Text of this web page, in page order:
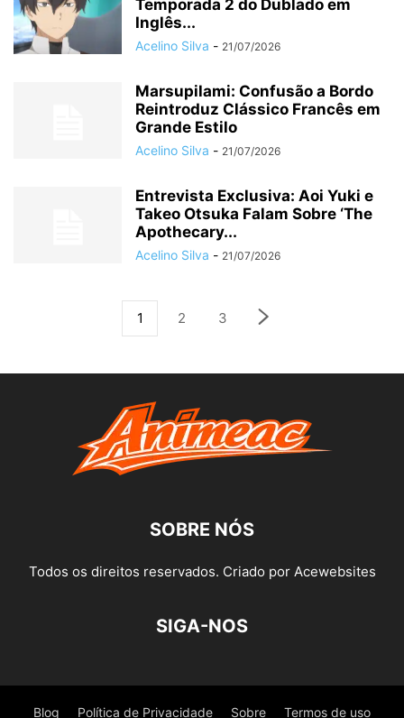
Temporada 2 do Dublado em
Inglês...
Acelino Silva - 21/07/2026
Marsupilami: Confusão a Bordo
Reintroduz Clássico Francês em
Grande Estilo
Acelino Silva - 21/07/2026
Entrevista Exclusiva: Aoi Yuki e
Takeo Otsuka Falam Sobre ‘The
Apothecary...
Acelino Silva - 21/07/2026
1 2 3
SOBRE NÓS
Todos os direitos reservados. Criado por Acewebsites
SIGA-NOS
Blog Política de Privacidade Sobre Termos de uso